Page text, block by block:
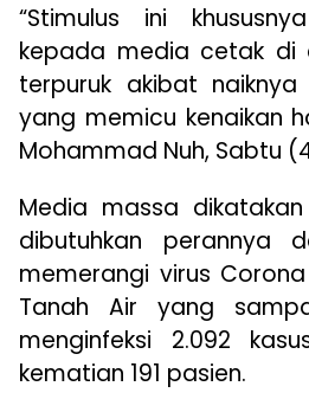
“Stimulus ini
kepada media cetak di
terpuruk akibat
yang memicu kenaikan
Mohammad Nuh, Sabtu
Media massa
dibutuhkan perannya
memerangi virus
Tanah Air yang
menginfeksi 2.092
kematian 191 pasien.